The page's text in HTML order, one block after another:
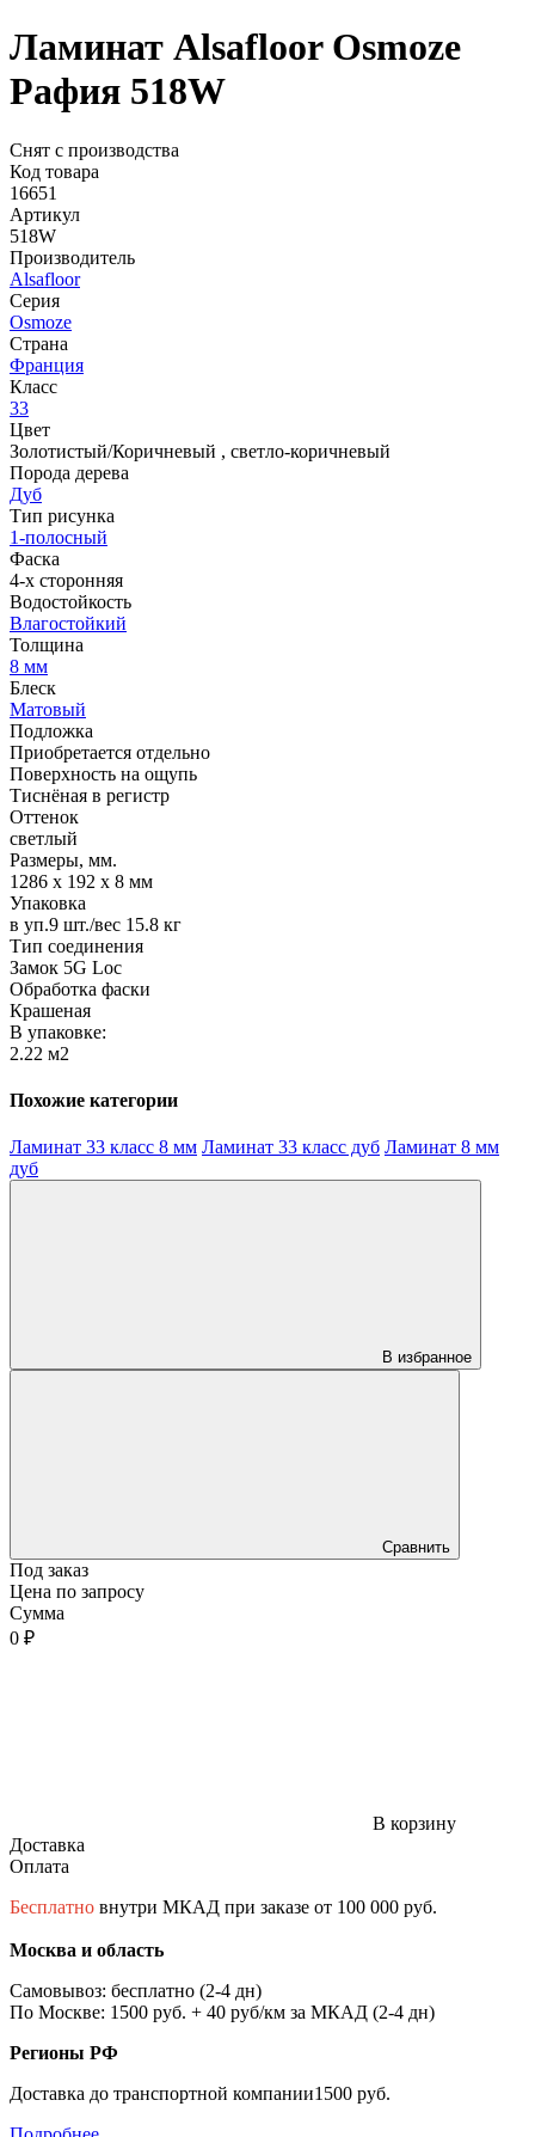
Ламинат Alsafloor Osmoze
Рафия 518W
Снят с производства
Код товара
16651
Артикул
518W
Производитель
Alsafloor
Серия
Osmoze
Страна
Франция
Класс
33
Цвет
Золотистый/Коричневый , светло-коричневый
Порода дерева
Дуб
Тип рисунка
1-полосный
Фаска
4-х сторонняя
Водостойкость
Влагостойкий
Толщина
8 мм
Блеск
Матовый
Подложка
Приобретается отдельно
Поверхность на ощупь
Тиснёная в регистр
Оттенок
светлый
Размеры, мм.
1286 х 192 х 8 мм
Упаковка
в уп.9 шт./вес 15.8 кг
Тип соединения
Замок 5G Loc
Обработка фаски
Крашеная
В упаковке:
2.22 м2
Похожие категории
Ламинат 33 класс 8 мм Ламинат 33 класс дуб Ламинат 8 мм
дуб
В избранное
Сравнить
Под заказ
Цена по запросу
Сумма
0 ₽
В корзину
Доставка
Оплата
Бесплатно внутри МКАД при заказе от 100 000 руб.
Москва и область
Самовывоз: бесплатно (2-4 дн)
По Москве: 1500 руб. + 40 руб/км за МКАД (2-4 дн)
Регионы РФ
Доставка до транспортной компании1500 руб.